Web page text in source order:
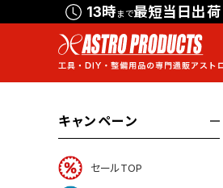
13時まで最短当日出荷
キャンペーン
セールTOP